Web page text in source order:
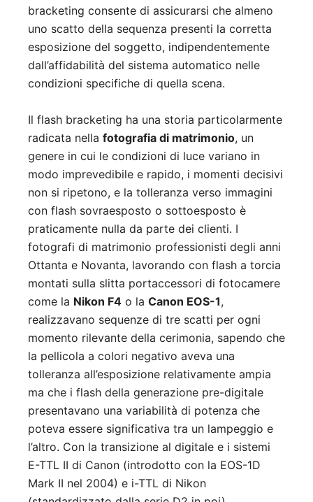
bracketing consente di assicurarsi che almeno
uno scatto della sequenza presenti la corretta
esposizione del soggetto, indipendentemente
dall’affidabilità del sistema automatico nelle
condizioni specifiche di quella scena.
Il flash bracketing ha una storia particolarmente
radicata nella fotografia di matrimonio, un
genere in cui le condizioni di luce variano in
modo imprevedibile e rapido, i momenti decisivi
non si ripetono, e la tolleranza verso immagini
con flash sovraesposto o sottoesposto è
praticamente nulla da parte dei clienti. I
fotografi di matrimonio professionisti degli anni
Ottanta e Novanta, lavorando con flash a torcia
montati sulla slitta portaccessori di fotocamere
come la Nikon F4 o la Canon EOS-1,
realizzavano sequenze di tre scatti per ogni
momento rilevante della cerimonia, sapendo che
la pellicola a colori negativo aveva una
tolleranza all’esposizione relativamente ampia
ma che i flash della generazione pre-digitale
presentavano una variabilità di potenza che
poteva essere significativa tra un lampeggio e
l’altro. Con la transizione al digitale e i sistemi
E-TTL II di Canon (introdotto con la EOS-1D
Mark II nel 2004) e i-TTL di Nikon